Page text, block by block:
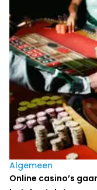
Algemeen
Online casino’s